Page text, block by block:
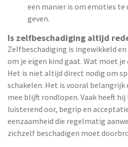
een manier is om emoties
geven.
Is zelfbeschadiging altijd
Zelfbeschadiging is ingewikkeld
om je eigen kind gaat. Wat moet
Het is niet altijd direct nodig om
schakelen. Het is vooral
mee blijft rondlopen. Vaak heeft hij
luisterend oor, begrip en
eenzaamheid die regelmatig
zichzelf beschadigen moet